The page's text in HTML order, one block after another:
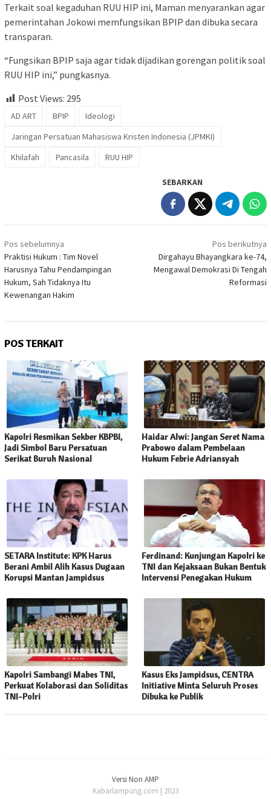
Terkait soal kegaduhan RUU HIP ini, Maman menyarankan agar
pemerintahan Jokowi memfungsikan BPIP dan dibuka secara
transparan.
“Fungsikan BPIP saja agar tidak dijadikan gorengan politik soal
RUU HIP ini,” pungkasnya.
Post Views: 295
AD ART BPIP
Ideologi
Jaringan Persatuan Mahasiswa Kristen Indonesia (JPMKI)
Khilafah
Pancasila RUU HIP
SEBARKAN
Navigasi
pos
Pos sebelumnya
Praktisi Hukum : Tim Novel
Harusnya Tahu Pendampingan
Hukum, Sah Tidaknya Itu
Kewenangan Hakim
Pos berikutnya
Dirgahayu Bhayangkara ke-74,
Mengawal Demokrasi Di Tengah
Reformasi
POS TERKAIT
Kapolri Resmikan Sekber KBPBI,
Jadi Simbol Baru Persatuan
Serikat Buruh Nasional
Haidar Alwi: Jangan Seret Nama
Prabowo dalam Pembelaan
Hukum Febrie Adriansyah
SETARA Institute: KPK Harus
Berani Ambil Alih Kasus Dugaan
Korupsi Mantan Jampidsus
Ferdinand: Kunjungan Kapolri ke
TNI dan Kejaksaan Bukan Bentuk
Intervensi Penegakan Hukum
Kapolri Sambangi Mabes TNI,
Perkuat Kolaborasi dan Soliditas
TNI-Polri
Kasus Eks Jampidsus, CENTRA
Initiative Minta Seluruh Proses
Dibuka ke Publik
Versi Non AMP
Kabarlampung.com | 2023